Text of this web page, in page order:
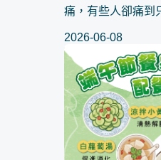
痛，有些人卻痛到
來？ 經痛原因 不只有一種，有可能是
體質、生活習慣，
2026-06-08